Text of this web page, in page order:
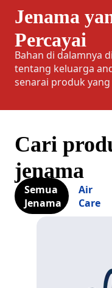
Jenama
Percayai
Bahan di dalamnya
tentang keluarga
senarai produk
Cari
jenama
Semua
Jenama
Air
Care